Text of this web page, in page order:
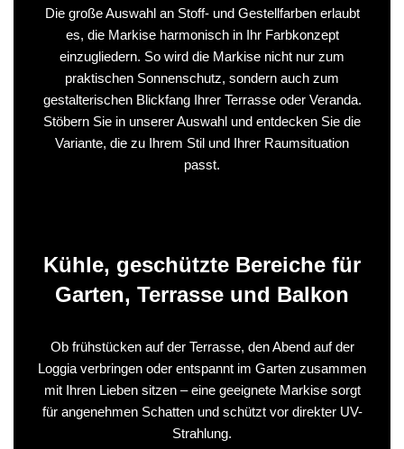
Die große Auswahl an Stoff- und Gestellfarben erlaubt
es, die Markise harmonisch in Ihr Farbkonzept
einzugliedern. So wird die Markise nicht nur zum
praktischen Sonnenschutz, sondern auch zum
gestalterischen Blickfang Ihrer Terrasse oder Veranda.
Stöbern Sie in unserer Auswahl und entdecken Sie die
Variante, die zu Ihrem Stil und Ihrer Raumsituation
passt.
Kühle, geschützte Bereiche für
Garten, Terrasse und Balkon
Ob frühstücken auf der Terrasse, den Abend auf der
Loggia verbringen oder entspannt im Garten zusammen
mit Ihren Lieben sitzen – eine geeignete Markise sorgt
für angenehmen Schatten und schützt vor direkter UV-
Strahlung.